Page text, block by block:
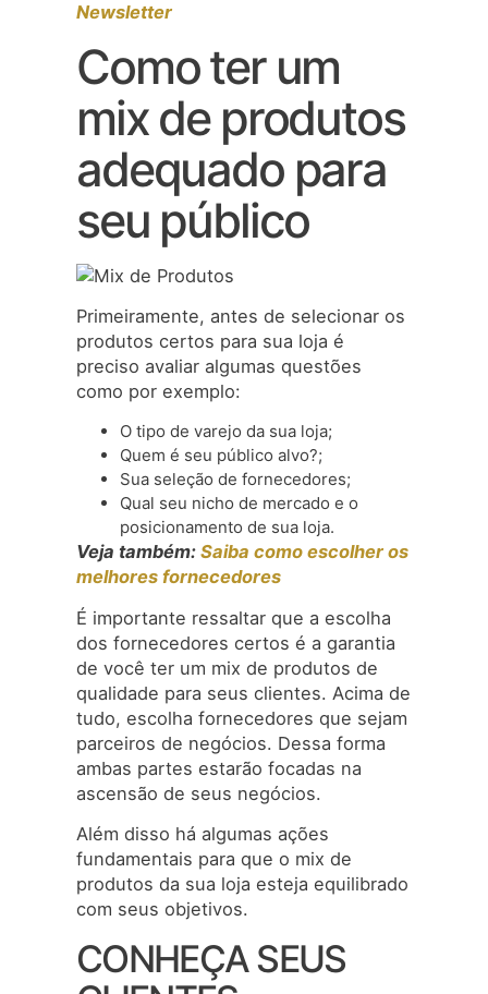
Newsletter
Como ter um
mix de produtos
adequado para
seu público
Primeiramente, antes de selecionar os
produtos certos para sua loja é
preciso avaliar algumas questões
como por exemplo:
O tipo de varejo da sua loja;
Quem é seu público alvo?;
Sua seleção de fornecedores;
Qual seu nicho de mercado e o
posicionamento de sua loja.
Veja também: Saiba como escolher os
melhores fornecedores
É importante ressaltar que a escolha
dos fornecedores certos é a garantia
de você ter um mix de produtos de
qualidade para seus clientes. Acima de
tudo, escolha fornecedores que sejam
parceiros de negócios. Dessa forma
ambas partes estarão focadas na
ascensão de seus negócios.
Além disso há algumas ações
fundamentais para que o mix de
produtos da sua loja esteja equilibrado
com seus objetivos.
CONHEÇA SEUS